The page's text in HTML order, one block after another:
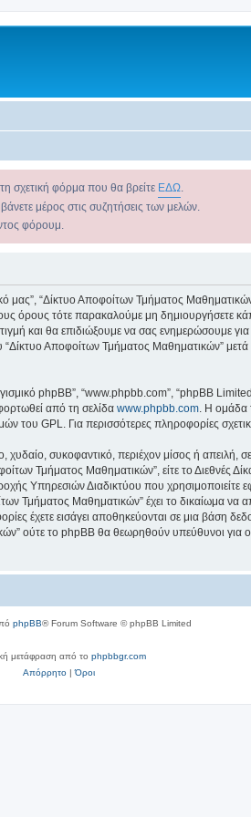
σχετική φόρμα που θα βρείτε ΕΔΩ
μέρος στις συζητήσεις των μελών.
φόρουμ.
μας”, “Δίκτυο Αποφοίτων Τμήματος
όρους τότε παρακαλούμε μη δημιουργήσετε
και θα επιδιώξουμε να σας ενημερώσουμε
Αποφοίτων Τμήματος Μαθηματικών” μετά
phpBB”, “www.phpbb.com”, “phpBB
από τη σελίδα www.phpbb.com . Η ομάδα
του GPL. Για περισσότερες πληροφορίες
συκοφαντικό, περιέχον μίσος ή
Τμήματος Μαθηματικών”, είτε το Διεθνές
Υπηρεσιών Διαδικτύου που χρησιμοποιείτε
Τμήματος Μαθηματικών” έχει το δικαίωμα να
έχετε εισάγει αποθηκεύονται σε μια βάση
ούτε το phpBB θα θεωρηθούν υπεύθυνοι για
phpBB® Forum Software © phpBB Limited
μετάφραση από το phpbbgr.com
Απόρρητο|Όροι